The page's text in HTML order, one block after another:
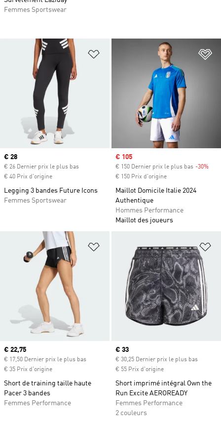
Ajouter à la Liste de produits
Prix actuel
€ 28
€ 26 Dernier prix le plus bas
€ 40 Prix d'origine
Legging 3 bandes Future Icons
Femmes Sportswear
Prix soldé
€ 105
€ 150 Dernier prix le plus bas -30%
€ 150 Prix d'origine
Maillot Domicile Italie 2024
Authentique
Hommes Performance
Maillot des joueurs
Ajouter à la Liste de produits
Prix actuel
€ 22,75
€ 17,50 Dernier prix le plus bas
€ 35 Prix d'origine
Short de training taille haute
Pacer 3 bandes
Femmes Performance
Prix actuel
€ 33
€ 30,25 Dernier prix le plus bas
€ 55 Prix d'origine
Short imprimé intégral Own the
Run Excite AEROREADY
Femmes Performance
2 couleurs
Femmes Sportswear